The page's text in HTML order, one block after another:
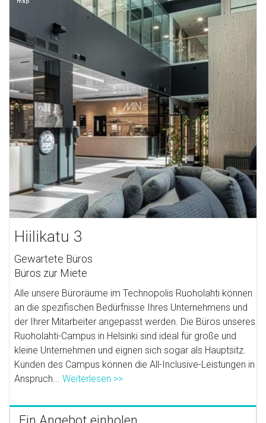
Hiilikatu 3
Gewartete Büros
Büros zur Miete
Alle unsere Büroräume im Technopolis Ruoholahti können
an die spezifischen Bedürfnisse Ihres Unternehmens und
der Ihrer Mitarbeiter angepasst werden. Die Büros unseres
Ruoholahti-Campus in Helsinki sind ideal für große und
kleine Unternehmen und eignen sich sogar als Hauptsitz.
Kunden des Campus können die All-Inclusive-Leistungen in
Anspruch...Weiterlesen >>